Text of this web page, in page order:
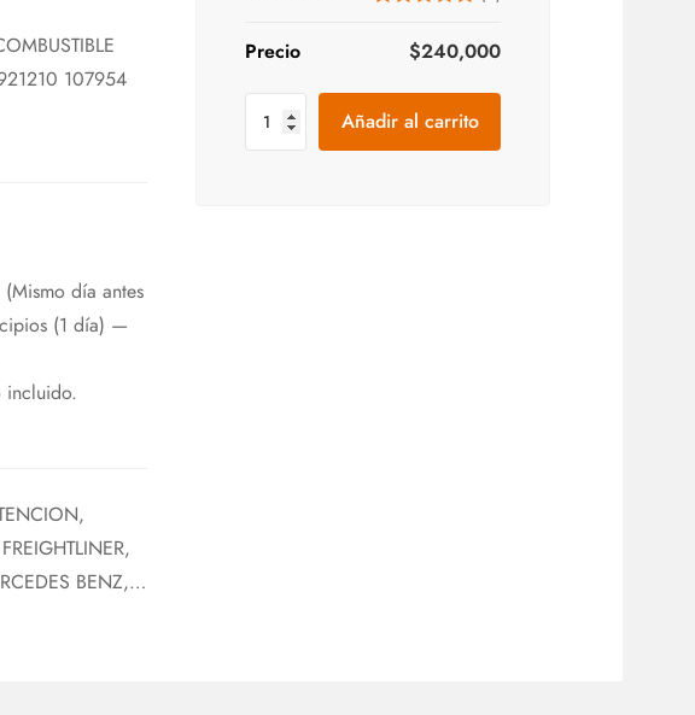
107954
día antes
(1 día) —
incluido.
,
,
BENZ,
Precio $240,000
Añadir al carrito